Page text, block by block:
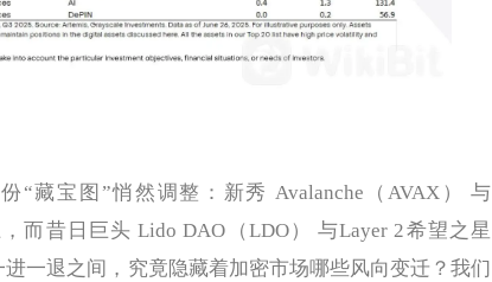
藏宝图”悄然调整：新秀 Avalanche（AVAX） 与
而昔日巨头 Lido DAO（LDO） 与Layer 2希望之星
进一退之间，究竟隐藏着加密市场哪些风向变迁？我们